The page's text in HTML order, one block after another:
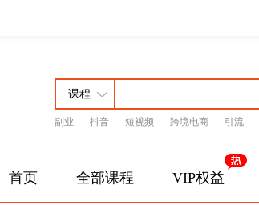
副业 抖音 短视频 跨境电商 引流
首页 全部课程 VIP权益